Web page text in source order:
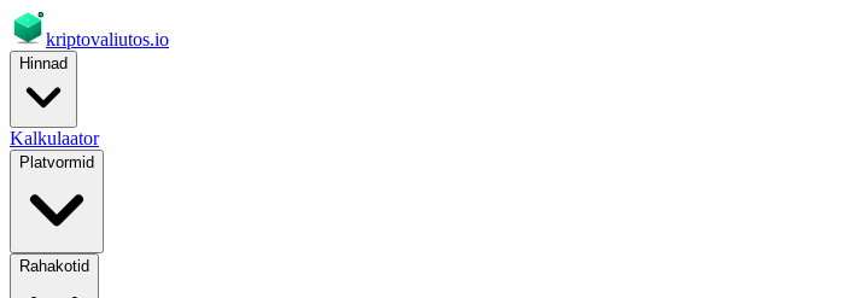
kriptovaliutos.io
Hinnad
Kalkulaator
Platvormid
Rahakotid